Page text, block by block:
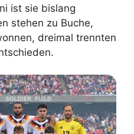
ist sie bislang
stehen zu Buche,
dreimal trennten